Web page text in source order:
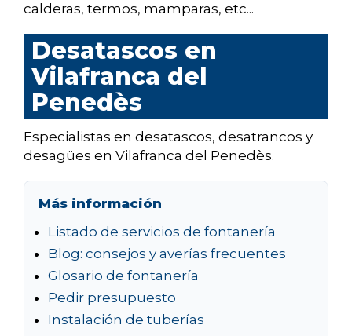
calderas, termos, mamparas, etc...
Desatascos en
Vilafranca del
Penedès
Especialistas en desatascos, desatrancos y
desagües en Vilafranca del Penedès.
Más información
Listado de servicios de fontanería
Blog: consejos y averías frecuentes
Glosario de fontanería
Pedir presupuesto
Instalación de tuberías